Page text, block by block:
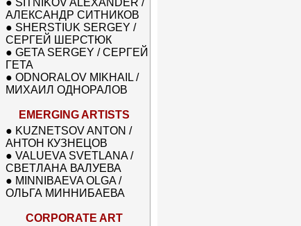
● SITNIKOV ALEXANDER /
АЛЕКСАНДР СИТНИКОВ
● SHERSTIUK SERGEY /
СЕРГЕЙ ШЕРСТЮК
● GETA SERGEY / СЕРГЕЙ
ГЕТА
● ODNORALOV MIKHAIL /
МИХАИЛ ОДНОРАЛОВ
EMERGING ARTISTS
● KUZNETSOV ANTON /
АНТОН КУЗНЕЦОВ
● VALUEVA SVETLANA /
СВЕТЛАНА ВАЛУЕВА
● MINNIBAEVA OLGA /
ОЛЬГА МИННИБАЕВА
CORPORATE ART